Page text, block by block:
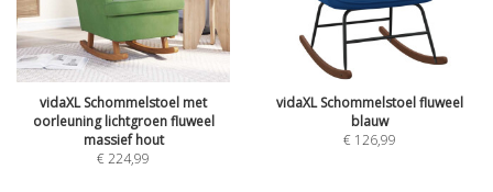
vidaXL Schommelstoel met
oorleuning lichtgroen fluweel
massief hout
€224,99
vidaXL Schommelstoel fluweel
blauw
€ 126,99